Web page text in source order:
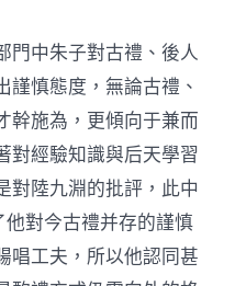
門中朱子對古禮、後人
謹慎態度，無論古禮、
幹施為，更傾向于兼而
對經驗知識與后天學習
對陸九淵的批評，此中
他對今古禮并存的謹慎
唱工夫，所以他認同甚